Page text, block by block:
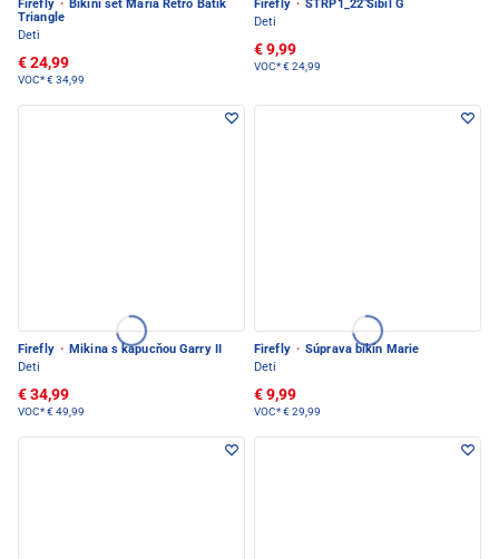
Firefly · Bikini set Maria Retro Batik
Triangle
Deti
€ 24,99
VOC*€ 34,99
Firefly · STRP1_22 Sibil G
Deti
€ 9,99
VOC*€ 24,99
Firefly · Mikina s kapucňou Garry II
Deti
€ 34,99
VOC*€ 49,99
Firefly · Súprava bikín Marie
Deti
€ 9,99
VOC*€ 29,99